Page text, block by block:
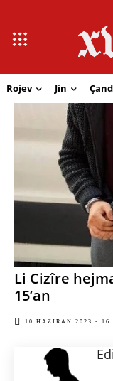
Rojev Jin
Li Cizîre
15’an
10 HAZIRAN 2023 -